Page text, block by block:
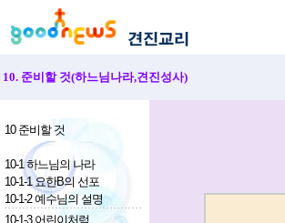
10. 준비할 것(하느님나라,견진성사)
10 준비할 것
10-1 하느님의 나라
10-1-1 요한B의 선포
10-1-2 예수님의 설명
10-1-3 어린이처럼